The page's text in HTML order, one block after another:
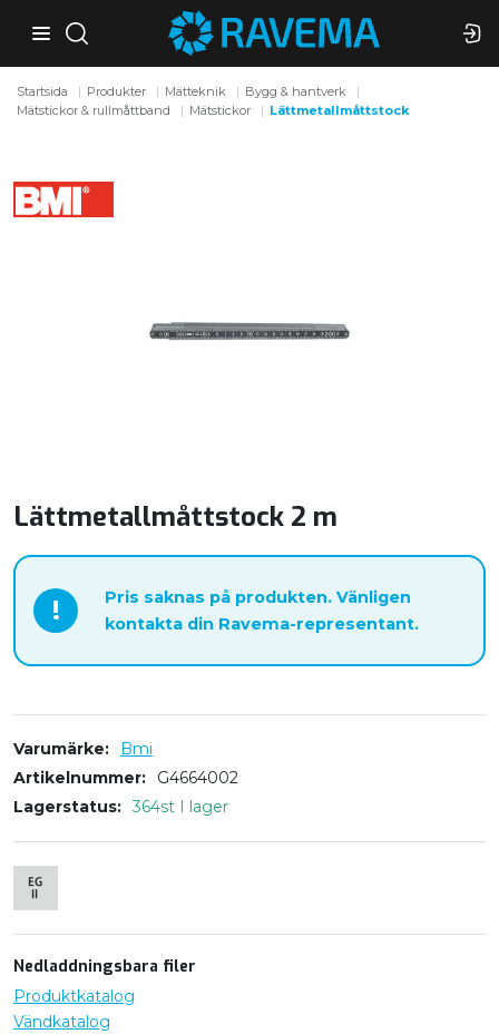
Startsida Produkter Mätteknik
Bygg & hantverk
Mätstickor & rullmåttband
Mätstickor Lättmetallmåttstock
Lättmetallmåttstock 2 m
!
Pris saknas på produkten. Vänligen
kontakta din Ravema-representant.
Varumärke
Bmi
Artikelnummer
G4664002
Lagerstatus
364st I lager
Nedladdningsbara filer
Produktkatalog
Vändkatalog